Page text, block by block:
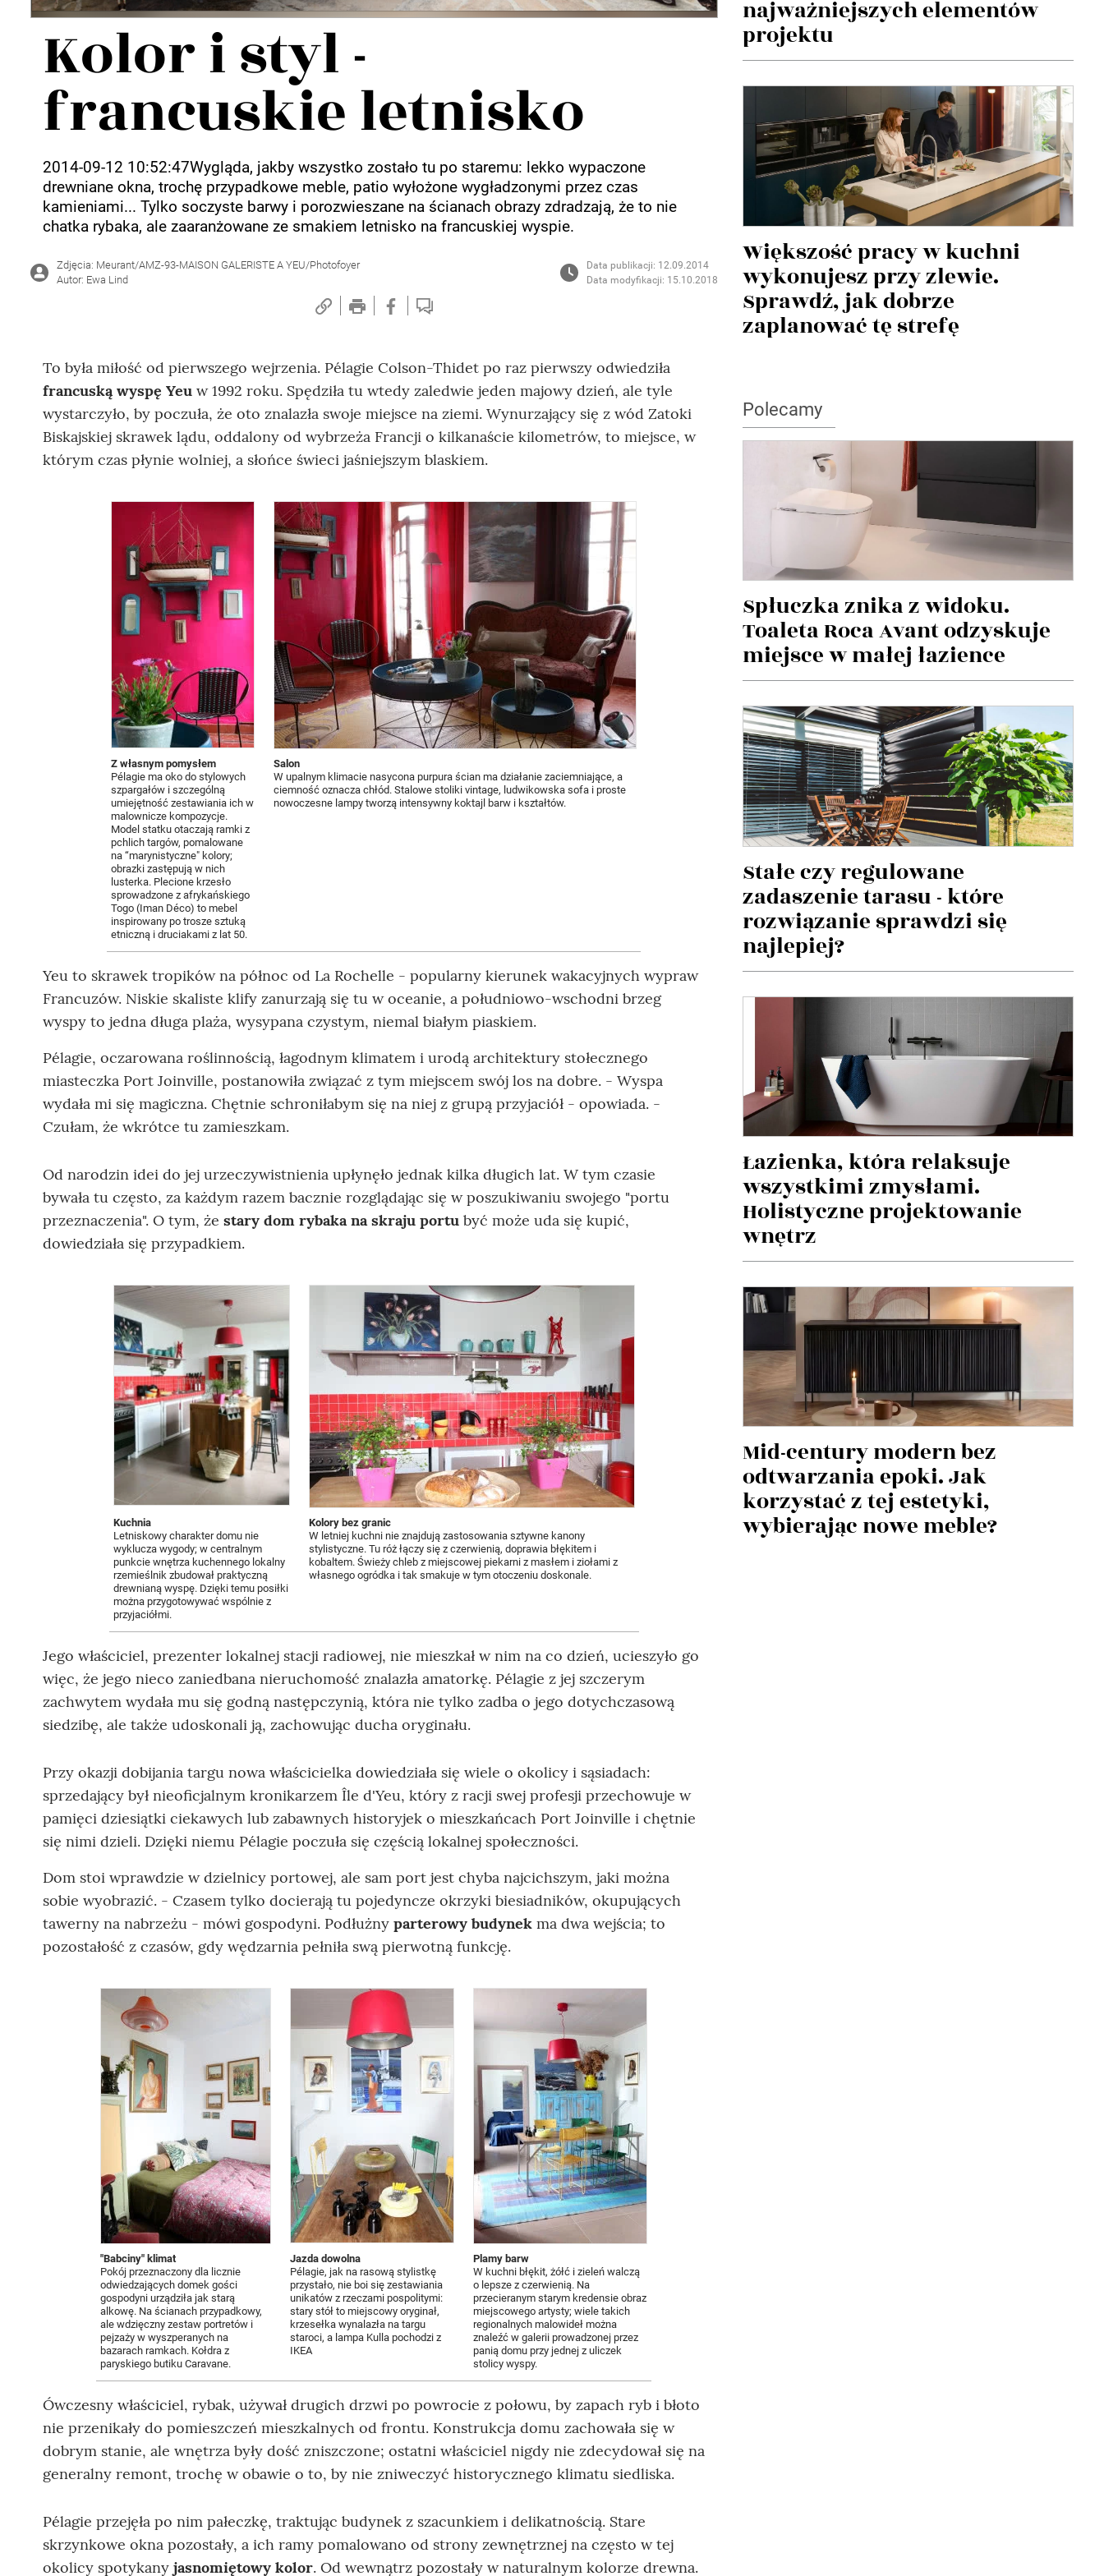
Wellnes
DIY
Kolor i styl -
francuskie letnisko
2014-09-12 10:52:47Wygląda, jakby wszystko zostało tu po staremu: lekko wypaczone
drewniane okna, trochę przypadkowe meble, patio wyłożone wygładzonymi przez czas
kamieniami... Tylko soczyste barwy i porozwieszane na ścianach obrazy zdradzają, że to nie
chatka rybaka, ale zaaranżowane ze smakiem letnisko na francuskiej wyspie.
Zdjęcia: Meurant/AMZ-93-MAISON GALERISTE A YEU/Photofoyer
Autor: Ewa Lind
Data publikacji: 12.09.2014
Data modyfikacji: 15.10.2018
To była miłość od pierwszego wejrzenia. Pélagie Colson-Thidet po raz pierwszy odwiedziła
francuską wyspę Yeu w 1992 roku. Spędziła tu wtedy zaledwie jeden majowy dzień, ale tyle
wystarczyło, by poczuła, że oto znalazła swoje miejsce na ziemi. Wynurzający się z wód Zatoki
Biskajskiej skrawek lądu, oddalony od wybrzeża Francji o kilkanaście kilometrów, to miejsce, w
którym czas płynie wolniej, a słońce świeci jaśniejszym blaskiem.
Z własnym pomysłem
Pélagie ma oko do stylowych
szpargałów i szczególną
umiejętność zestawiania ich w
malownicze kompozycje.
Model statku otaczają ramki z
pchlich targów, pomalowane
na “marynistyczne" kolory;
obrazki zastępują w nich
lusterka. Plecione krzesło
sprowadzone z afrykańskiego
Togo (Iman Déco) to mebel
inspirowany po trosze sztuką
etniczną i druciakami z lat 50.
Salon
W upalnym klimacie nasycona purpura ścian ma działanie zaciemniające, a
ciemność oznacza chłód. Stalowe stoliki vintage, ludwikowska sofa i proste
nowoczesne lampy tworzą intensywny koktajl barw i kształtów.
Yeu to skrawek tropików na północ od La Rochelle - popularny kierunek wakacyjnych wypraw
Francuzów. Niskie skaliste klify zanurzają się tu w oceanie, a południowo-wschodni brzeg
wyspy to jedna długa plaża, wysypana czystym, niemal białym piaskiem.
Pélagie, oczarowana roślinnością, łagodnym klimatem i urodą architektury stołecznego
miasteczka Port Joinville, postanowiła związać z tym miejscem swój los na dobre. - Wyspa
wydała mi się magiczna. Chętnie schroniłabym się na niej z grupą przyjaciół - opowiada. -
Czułam, że wkrótce tu zamieszkam.
Od narodzin idei do jej urzeczywistnienia upłynęło jednak kilka długich lat. W tym czasie
bywała tu często, za każdym razem bacznie rozglądając się w poszukiwaniu swojego "portu
przeznaczenia". O tym, że stary dom rybaka na skraju portu być może uda się kupić,
dowiedziała się przypadkiem.
Kuchnia
Letniskowy charakter domu nie
wyklucza wygody; w centralnym
punkcie wnętrza kuchennego lokalny
rzemieślnik zbudował praktyczną
drewnianą wyspę. Dzięki temu posiłki
można przygotowywać wspólnie z
przyjaciółmi.
Kolory bez granic
W letniej kuchni nie znajdują zastosowania sztywne kanony
stylistyczne. Tu róż łączy się z czerwienią, doprawia błękitem i
kobaltem. Świeży chleb z miejscowej piekarni z masłem i ziołami z
własnego ogródka i tak smakuje w tym otoczeniu doskonale.
Jego właściciel, prezenter lokalnej stacji radiowej, nie mieszkał w nim na co dzień, ucieszyło go
więc, że jego nieco zaniedbana nieruchomość znalazła amatorkę. Pélagie z jej szczerym
zachwytem wydała mu się godną następczynią, która nie tylko zadba o jego dotychczasową
siedzibę, ale także udoskonali ją, zachowując ducha oryginału.
Przy okazji dobijania targu nowa właścicielka dowiedziała się wiele o okolicy i sąsiadach:
sprzedający był nieoficjalnym kronikarzem Île d'Yeu, który z racji swej profesji przechowuje w
pamięci dziesiątki ciekawych lub zabawnych historyjek o mieszkańcach Port Joinville i chętnie
się nimi dzieli. Dzięki niemu Pélagie poczuła się częścią lokalnej społeczności.
Dom stoi wprawdzie w dzielnicy portowej, ale sam port jest chyba najcichszym, jaki można
sobie wyobrazić. - Czasem tylko docierają tu pojedyncze okrzyki biesiadników, okupujących
tawerny na nabrzeżu - mówi gospodyni. Podłużny parterowy budynek ma dwa wejścia; to
pozostałość z czasów, gdy wędzarnia pełniła swą pierwotną funkcję.
"Babciny" klimat
Pokój przeznaczony dla licznie
odwiedzających domek gości
gospodyni urządziła jak starą
alkowę. Na ścianach przypadkowy,
ale wdzięczny zestaw portretów i
pejzaży w wyszperanych na
bazarach ramkach. Kołdra z
paryskiego butiku Caravane.
Jazda dowolna
Pélagie, jak na rasową stylistkę
przystało, nie boi się zestawiania
unikatów z rzeczami pospolitymi:
stary stół to miejscowy oryginał,
krzesełka wynalazła na targu
staroci, a lampa Kulla pochodzi z
IKEA
Plamy barw
W kuchni błękit, żółć i zieleń walczą
o lepsze z czerwienią. Na
przecieranym starym kredensie obraz
miejscowego artysty; wiele takich
regionalnych malowideł można
znaleźć w galerii prowadzonej przez
panią domu przy jednej z uliczek
stolicy wyspy.
Ówczesny właściciel, rybak, używał drugich drzwi po powrocie z połowu, by zapach ryb i błoto
nie przenikały do pomieszczeń mieszkalnych od frontu. Konstrukcja domu zachowała się w
dobrym stanie, ale wnętrza były dość zniszczone; ostatni właściciel nigdy nie zdecydował się na
generalny remont, trochę w obawie o to, by nie zniweczyć historycznego klimatu siedliska.
Pélagie przejęła po nim pałeczkę, traktując budynek z szacunkiem i delikatnością. Stare
skrzynkowe okna pozostały, a ich ramy pomalowano od strony zewnętrznej na często w tej
okolicy spotykany jasnomiętowy kolor. Od wewnątrz pozostały w naturalnym kolorze drewna.
najważniejszych elementów
projektu
Większość pracy w kuchni
wykonujesz przy zlewie.
Sprawdź, jak dobrze
zaplanować tę strefę
Polecamy
Spłuczka znika z widoku.
Toaleta Roca Avant odzyskuje
miejsce w małej łazience
Stałe czy regulowane
zadaszenie tarasu - które
rozwiązanie sprawdzi się
najlepiej?
Łazienka, która relaksuje
wszystkimi zmysłami.
Holistyczne projektowanie
wnętrz
Mid-century modern bez
odtwarzania epoki. Jak
korzystać z tej estetyki,
wybierając nowe meble?